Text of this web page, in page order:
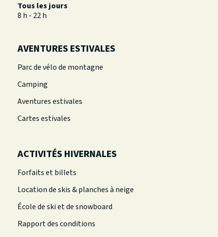
Tous les jours
8 h - 22 h
AVENTURES ESTIVALES
Parc de vélo de montagne
Camping
Aventures estivales
Cartes estivales
ACTIVITÉS HIVERNALES
Forfaits et billets
Location de skis & planches à neige
École de ski et de snowboard
Rapport des conditions